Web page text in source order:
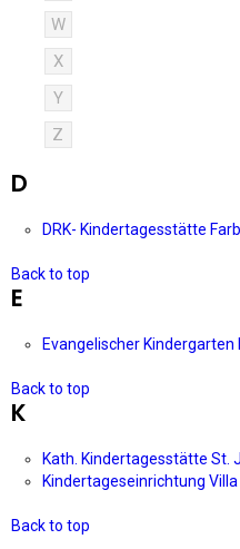
W
X
Y
Z
D
DRK- Kindertagesstätte
Back to top
E
Evangelischer Kindergarten
Back to top
K
Kath. Kindertagesstätte St.
Kindertageseinrichtung
Back to top